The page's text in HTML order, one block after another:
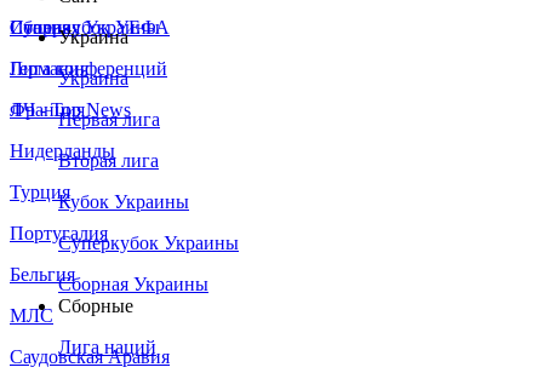
Сборная Украины
Италия
Германия
Франция
Нидерланды
Турция
Португалия
Бельгия
МЛС
Саудовская Аравия
Суперкубок УЕФА
Лига конференций
ЛЧ - Top News
Украина
Украина
Первая лига
Вторая лига
Кубок Украины
Суперкубок Украины
Сборная Украины
Сборные
Лига наций